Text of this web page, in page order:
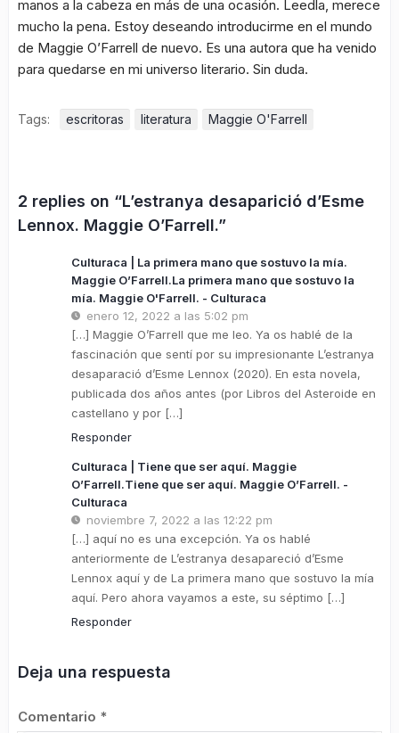
manos a la cabeza en más de una ocasión. Leedla, merece
mucho la pena. Estoy deseando introducirme en el mundo
de Maggie O’Farrell de nuevo. Es una autora que ha venido
para quedarse en mi universo literario. Sin duda.
Tags: escritoras literatura Maggie O'Farrell
2 replies on “L’estranya desaparició d’Esme
Lennox. Maggie O’Farrell.”
Culturaca | La primera mano que sostuvo la mía.
Maggie O’Farrell.La primera mano que sostuvo la
mía. Maggie O'Farrell. - Culturaca
enero 12, 2022 a las 5:02 pm
[…] Maggie O’Farrell que me leo. Ya os hablé de la
fascinación que sentí por su impresionante L’estranya
desaparació d’Esme Lennox (2020). En esta novela,
publicada dos años antes (por Libros del Asteroide en
castellano y por […]
Responder
Culturaca | Tiene que ser aquí. Maggie
O’Farrell.Tiene que ser aquí. Maggie O’Farrell. -
Culturaca
noviembre 7, 2022 a las 12:22 pm
[…] aquí no es una excepción. Ya os hablé
anteriormente de L’estranya desapareció d’Esme
Lennox aquí y de La primera mano que sostuvo la mía
aquí. Pero ahora vayamos a este, su séptimo […]
Responder
Deja una respuesta
Comentario *